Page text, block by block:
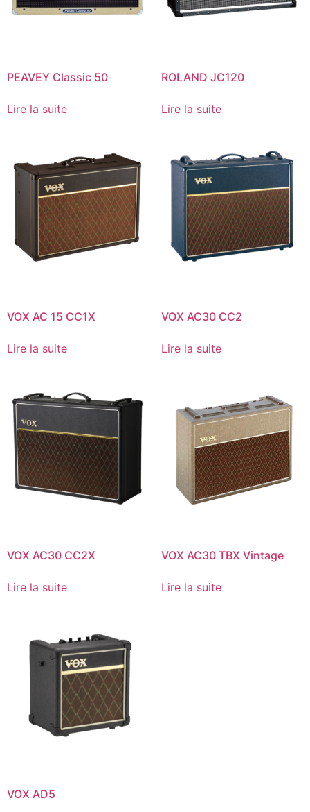
PEAVEY Classic 50
Lire la suite
ROLAND JC120
Lire la suite
VOX AC 15 CC1X
Lire la suite
VOX AC30 CC2
Lire la suite
VOX AC30 CC2X
Lire la suite
VOX AC30 TBX Vintage
Lire la suite
VOX AD5